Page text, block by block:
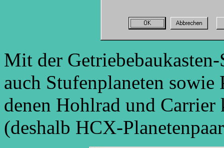
Mit der
auch Stufenplaneten sowie
denen Hohlrad und Carrier
(deshalb HCX-